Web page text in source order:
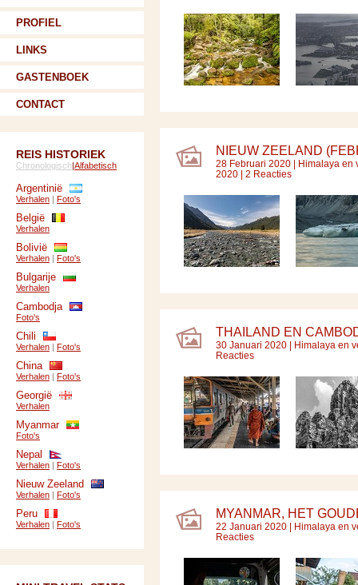
NIEUW ZEELAND
28 Februari 2020 | Himalaya en
2020 | 2 Reacties
THAILAND EN
30 Januari 2020 | Himalaya en
Reacties
MYANMAR, HET
22 Januari 2020 | Himalaya en
Reacties
PROFIEL
LINKS
GASTENBOEK
CONTACT
REIS HISTORIEK
Chronologisch|Alfabetisch
Argentinië
Verhalen | Foto's
België
Verhalen
Bolivië
Verhalen | Foto's
Bulgarije
Verhalen
Cambodja
Foto's
Chili
Verhalen | Foto's
China
Verhalen | Foto's
Georgië
Verhalen
Myanmar
Foto's
Nepal
Verhalen | Foto's
Nieuw Zeeland
Verhalen | Foto's
Peru
Verhalen | Foto's